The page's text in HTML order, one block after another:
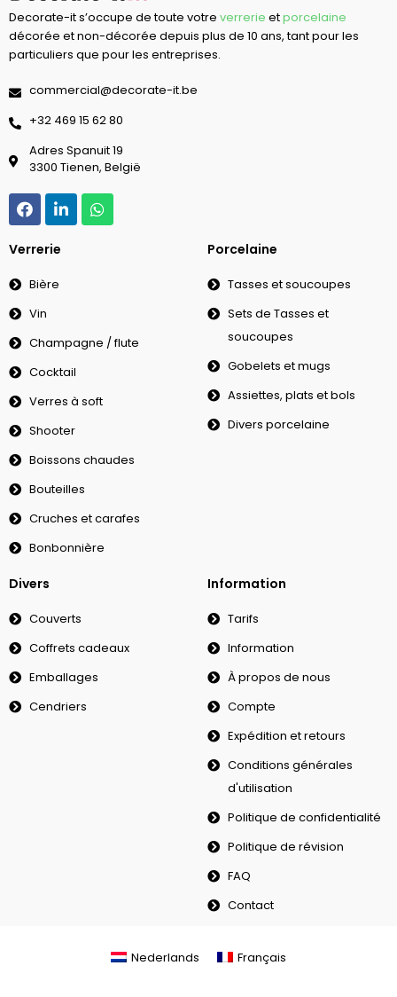
Decorate-it s’occupe de toute votre verrerie etporcelaine
décorée et non-décorée depuis plus de 10 ans, tant pour les
particuliers que pour les entreprises.
commercial@decorate-it.be
‭+32 469 15 62 80‬
Adres Spanuit 19
3300 Tienen, België
Verrerie
Bière
Vin
Champagne / flute
Cocktail
Verres à soft
Shooter
Boissons chaudes
Bouteilles
Cruches et carafes
Bonbonnière
Porcelaine
Tasses et soucoupes
Sets de Tasses et
soucoupes
Gobelets et mugs
Assiettes, plats et bols
Divers porcelaine
Divers
Couverts
Coffrets cadeaux
Emballages
Cendriers
Information
Tarifs
Information
À propos de nous
Compte
Expédition et retours
Conditions générales
d'utilisation
Politique de confidentialité
Politique de révision
FAQ
Contact
Nederlands Français